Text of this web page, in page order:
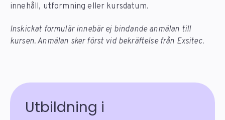
innehåll, utformning eller kursdatum.
Inskickat formulär innebär ej bindande anmälan till
kursen. Anmälan sker först vid bekräftelse från Exsitec.
Utbildning i